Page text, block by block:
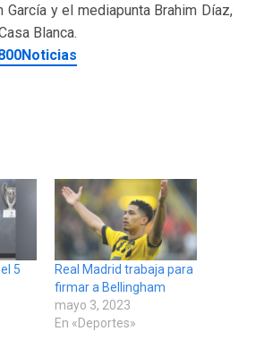
García y el mediapunta Brahim Díaz,
Blanca.
5
Real Madrid trabaja para
firmar a Bellingham
mayo 3, 2023
En «Deportes»